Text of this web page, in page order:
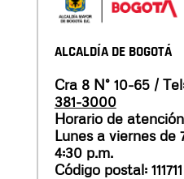
ALCALDÍA DE BOGOTÁ
Cra 8 N° 10-65 /
381-3000
Horario de
Lunes a viernes de
4:30 p.m.
Código postal: 111711